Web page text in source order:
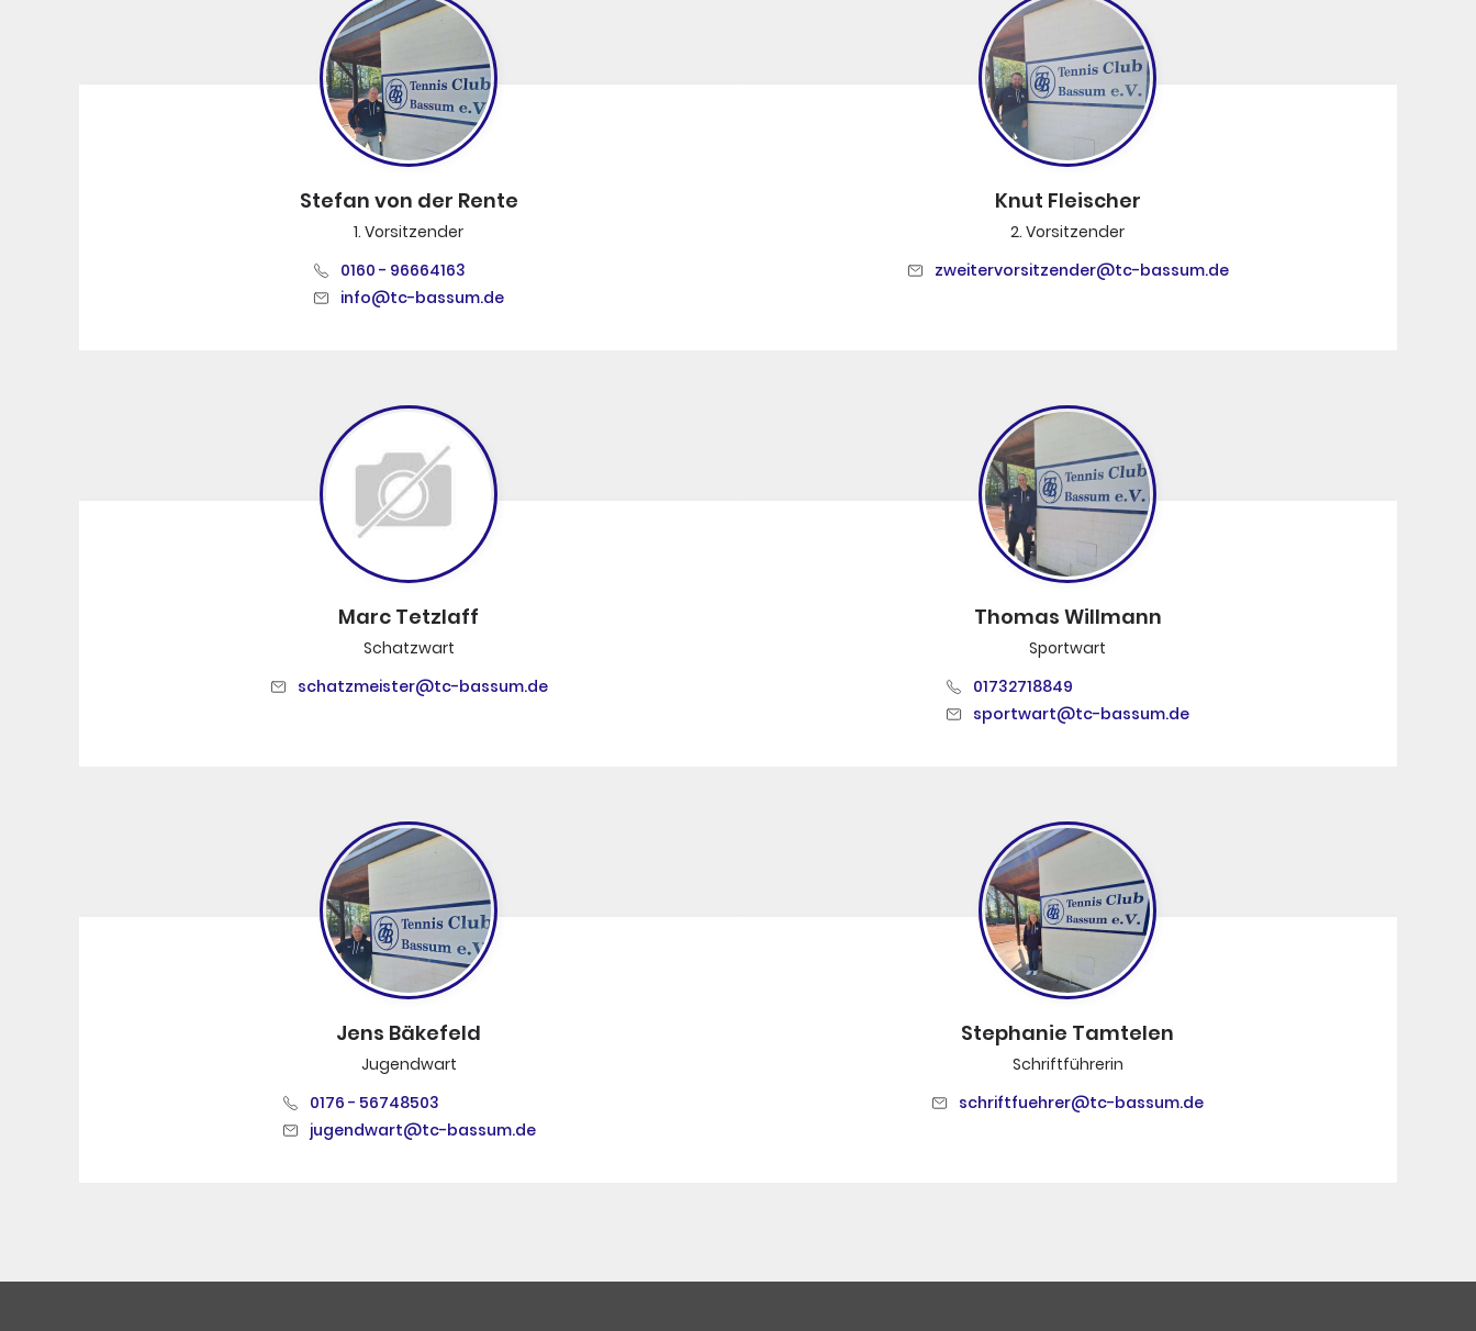
Stefan von der Rente
1. Vorsitzender
0160 - 96664163
info@tc-bassum.de
Knut Fleischer
2. Vorsitzender
zweitervorsitzender@tc-bassum.de
Marc Tetzlaff
Schatzwart
schatzmeister@tc-bassum.de
Thomas Willmann
Sportwart
01732718849
sportwart@tc-bassum.de
Jens Bäkefeld
Jugendwart
0176 - 56748503
jugendwart@tc-bassum.de
Stephanie Tamtelen
Schriftführerin
schriftfuehrer@tc-bassum.de